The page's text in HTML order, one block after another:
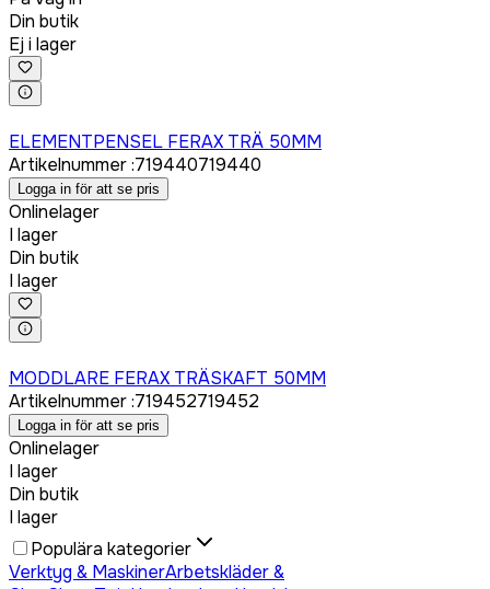
Din butik
Ej i lager
ELEMENTPENSEL FERAX TRÄ 50MM
Artikelnummer:719440719440
Logga in för att se pris
Onlinelager
I lager
Din butik
I lager
MODDLARE FERAX TRÄSKAFT 50MM
Artikelnummer:719452719452
Logga in för att se pris
Onlinelager
I lager
Din butik
I lager
Populära kategorier
Verktyg & MaskinerArbetskläder &